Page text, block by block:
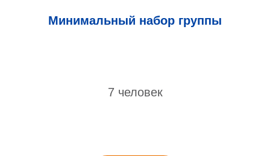
Минимальный набор группы
7 человек